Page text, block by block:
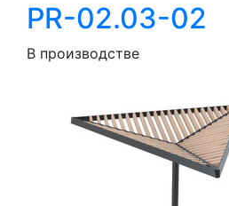
PR-02.03-02
В производстве